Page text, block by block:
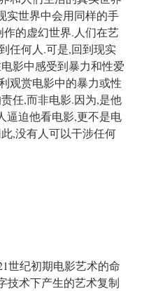
实世界中会用同样的手
的虚幻世界.人们在艺
任何人.可是,回到现实
影中感受到暴力和性爱
观赏电影中的暴力或性
任,而非电影.因为,是他
逼迫他看电影,更不是电
,没有人可以干涉任何
世纪初期电影艺术的命
技术下产生的艺术复制